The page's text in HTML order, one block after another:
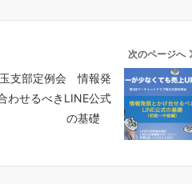
次のページへ
支部定例会 情報発
わせるべきLINE公式
の基礎